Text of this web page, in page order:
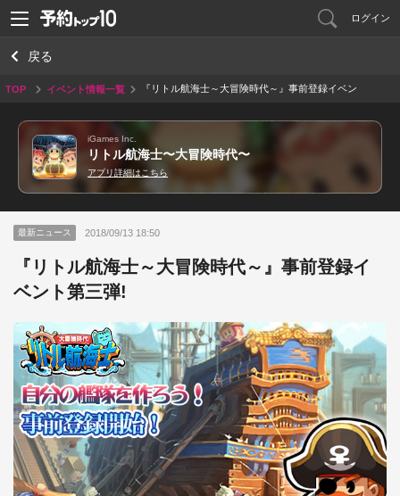
ログイン
戻る
TOP イベント情報一覧
『リトル航海士～大冒険時代～』事前登録イベン
iGames Inc.
リトル航海士〜大冒険時代〜
アプリ詳細はこちら
最新ニュース 2018/09/13 18:50
『リトル航海士～大冒険時代～』事前登録イ
ベント第三弾!